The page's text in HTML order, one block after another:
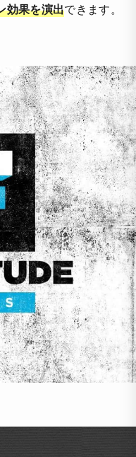
効果を演出できます。